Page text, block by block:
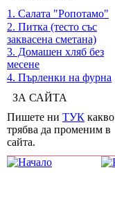
1. Салата "Ропотамо"
2. Питка (тесто със
заквасена сметана)
3. Домашен хляб без
месене
4. Пърленки на фурна
ЗА САЙТА
Пишете ни ТУК какво
трябва да променим в
сайта.